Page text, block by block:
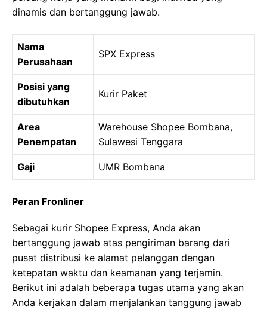
dinamis dan bertanggung jawab.
Nama
Perusahaan
SPX Express
Posisi yang
dibutuhkan
Kurir Paket
Area
Penempatan
Warehouse Shopee Bombana,
Sulawesi Tenggara
Gaji UMR Bombana
Peran Fronliner
Sebagai kurir Shopee Express, Anda akan
bertanggung jawab atas pengiriman barang dari
pusat distribusi ke alamat pelanggan dengan
ketepatan waktu dan keamanan yang terjamin.
Berikut ini adalah beberapa tugas utama yang akan
Anda kerjakan dalam menjalankan tanggung jawab